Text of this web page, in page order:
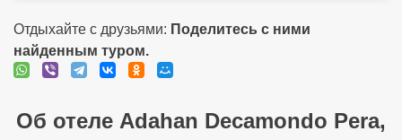
Отдыхайте с друзьями: Поделитесь с ними
найденным туром.
Об отеле Adahan Decamondo Pera,